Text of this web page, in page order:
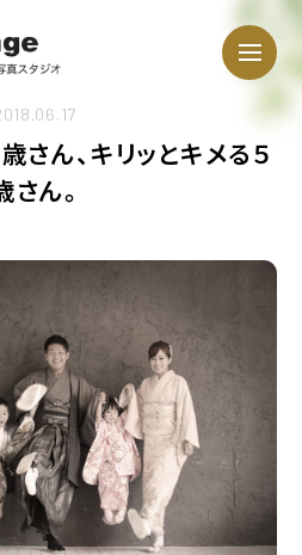
ん、キリッとキメる５
さん。